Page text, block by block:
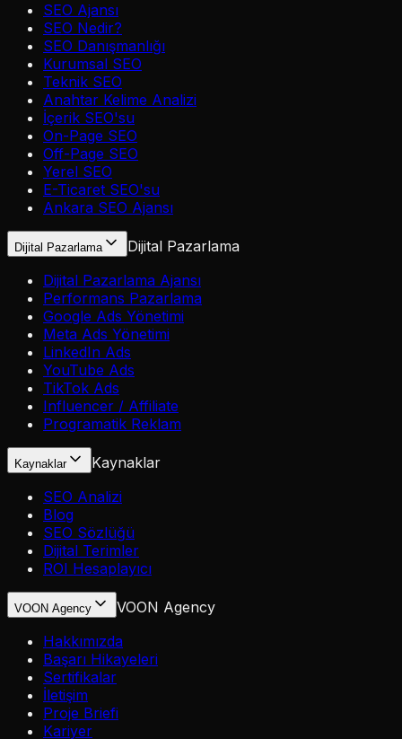
SEO Ajansı
SEO Nedir?
SEO Danışmanlığı
Kurumsal SEO
Teknik SEO
Anahtar Kelime Analizi
İçerik SEO'su
On-Page SEO
Off-Page SEO
Yerel SEO
E-Ticaret SEO'su
Ankara SEO Ajansı
Dijital Pazarlama
Dijital Pazarlama
Dijital Pazarlama Ajansı
Performans Pazarlama
Google Ads Yönetimi
Meta Ads Yönetimi
LinkedIn Ads
YouTube Ads
TikTok Ads
Influencer / Affiliate
Programatik Reklam
Kaynaklar
Kaynaklar
SEO Analizi
Blog
SEO Sözlüğü
Dijital Terimler
ROI Hesaplayıcı
VOON Agency
VOON Agency
Hakkımızda
Başarı Hikayeleri
Sertifikalar
İletişim
Proje Briefi
Kariyer